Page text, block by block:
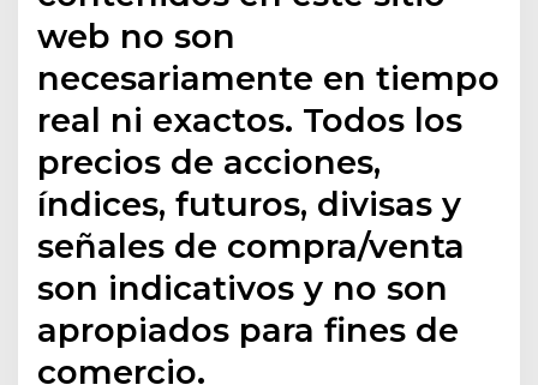
web no son
necesariamente en tiempo
real ni exactos. Todos los
precios de acciones,
índices, futuros, divisas y
señales de compra/venta
son indicativos y no son
apropiados para fines de
comercio.